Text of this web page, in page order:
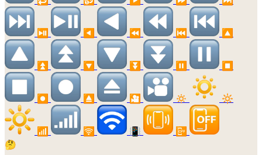
⏯️ ◀️ ⏪ ⏮️ 🔼
⏫ 🔽 ⏬ ⏸️ ⏹️
⏺️ ⏏️ 🎦 🔅 🔆
📶 🛜 📳
📴
🤔